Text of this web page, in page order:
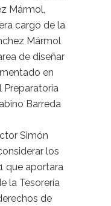
Mármol,
cargo de la
Mármol
de diseñar
en
Preparatoria
Barreda
Simón
los
que aportara
la Tesorería
de